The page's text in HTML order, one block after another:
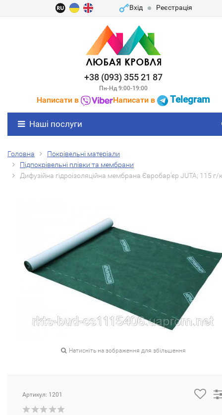
Вхід Реєстрація
+38 (093) 355 21 87
Пн-Нд 9:00-19:00
Написати в Написати в Telegram
Наші послуги
Головна
Покрівельні матеріали
Підпокрівельні плівки та мембрани
Дифузійна гідроізоляційна мембрана Євробар'єр JUTA; 115 г/
Натисніть на зображення для збільшення
Артикул: 1201